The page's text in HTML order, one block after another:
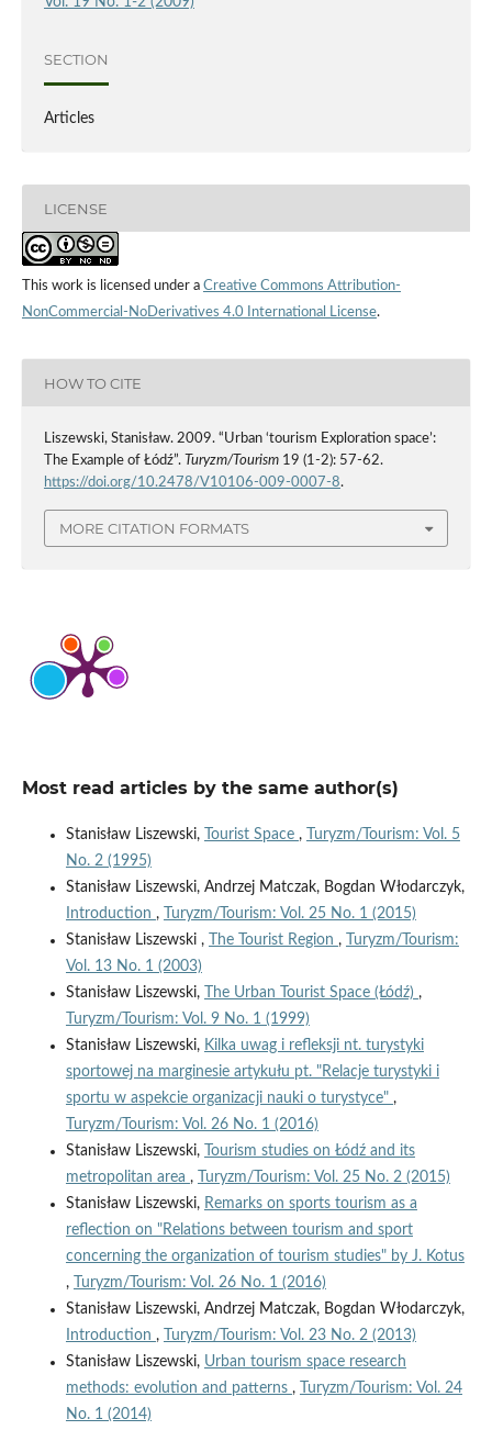
SECTION
Articles
LICENSE
This work is licensed under a Creative Commons Attribution-
NonCommercial-NoDerivatives 4.0 International License.
HOW TO CITE
Liszewski, Stanisław. 2009. “Urban ‘tourism Exploration space’:
The Example of Łódź”. Turyzm/Tourism19 (1-2): 57-62.
https://doi.org/10.2478/V10106-009-0007-8.
MORE CITATION FORMATS
Most read articles by the same author(s)
Stanisław Liszewski, Tourist Space ,
Turyzm/Tourism: Vol. 5
No. 2 (1995)
Stanisław Liszewski, Andrzej Matczak, Bogdan Włodarczyk,
Introduction ,
Turyzm/Tourism: Vol. 25 No. 1 (2015)
Stanisław Liszewski ,
The Tourist Region ,
Turyzm/Tourism:
Vol. 13 No. 1 (2003)
Stanisław Liszewski,
The Urban Tourist Space (Łódź) ,
Turyzm/Tourism: Vol. 9 No. 1 (1999)
Stanisław Liszewski, Kilka uwag i refleksji nt. turystyki
sportowej na marginesie artykułu pt. "Relacje turystyki i
sportu w aspekcie organizacji nauki o turystyce" ,
Turyzm/Tourism: Vol. 26 No. 1 (2016)
Stanisław Liszewski,
Tourism studies on Łódź and its
metropolitan area ,
Turyzm/Tourism: Vol. 25 No. 2 (2015)
Stanisław Liszewski, Remarks on sports tourism as a
reflection on "Relations between tourism and sport
concerning the organization of tourism studies" by J. Kotus
,
Turyzm/Tourism: Vol. 26 No. 1 (2016)
Stanisław Liszewski, Andrzej Matczak, Bogdan Włodarczyk,
Introduction ,
Turyzm/Tourism: Vol. 23 No. 2 (2013)
Stanisław Liszewski, Urban tourism space research
methods: evolution and patterns ,
Turyzm/Tourism: Vol. 24
No. 1 (2014)